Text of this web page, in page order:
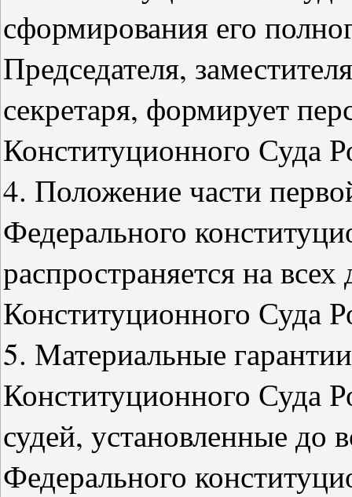
сформирования его
Председателя,
секретаря, формирует
Конституционного Суда
4. Положение части
Федерального
распространяется на
Конституционного Суда
5. Материальные
Конституционного Суда
судей, установленные до
Федерального